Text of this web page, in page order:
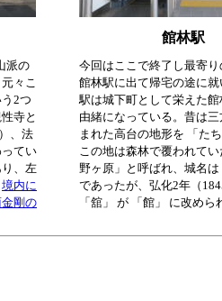
館林駅
派の
々こ
2つ
寺と
、法
てい
、左
境内に
剛の
今回はここで終了し最寄
館林駅に出て帰宅の途に
駅は城下町として栄えた
由緒になっている。昔は
まれた高台の地形を 「た
この地は森林で覆われて
野ヶ原」と呼ばれ、城名
であったが、弘化2年（
「舘」 が 「館」 に改めら